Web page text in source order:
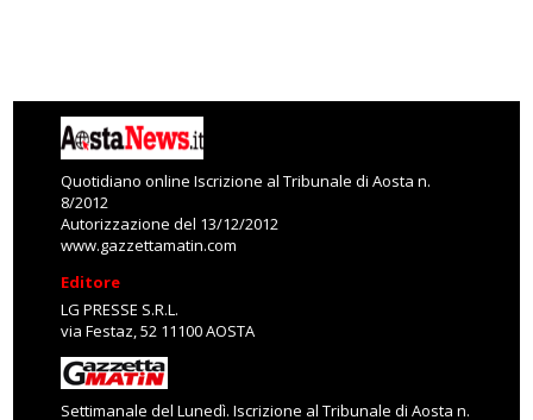
Quotidiano online Iscrizione al Tribunale di Aosta n.
8/2012
Autorizzazione del 13/12/2012
www.gazzettamatin.com
Editore
LG PRESSE S.R.L.
via Festaz, 52 11100 AOSTA
Settimanale del Lunedì. Iscrizione al Tribunale di Aosta n.